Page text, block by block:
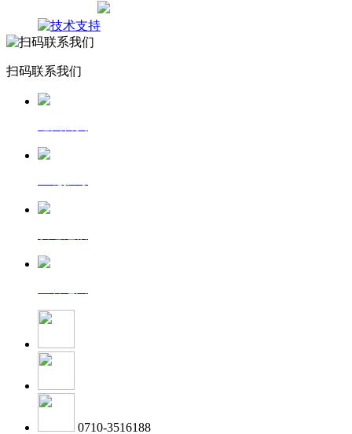
扫码联系我们
0710-3516188